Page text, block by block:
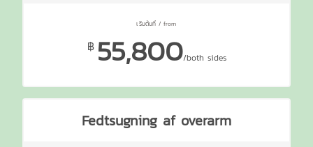
฿ 55,800/both sides
Fedtsugning af overarm